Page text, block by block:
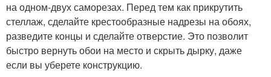
на одном-двух саморезах. Перед тем как прикрутить
стеллаж, сделайте крестообразные надрезы на обоях,
разведите концы и сделайте отверстие. Это позволит
быстро вернуть обои на место и скрыть дырку, даже
если вы уберете конструкцию.